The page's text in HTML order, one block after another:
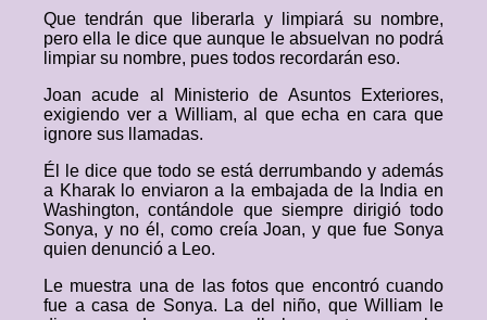
Que tendrán que liberarla y limpiará su nombre,
pero ella le dice que aunque le absuelvan no podrá
limpiar su nombre, pues todos recordarán eso.
Joan acude al Ministerio de Asuntos Exteriores,
exigiendo ver a William, al que echa en cara que
ignore sus llamadas.
Él le dice que todo se está derrumbando y además
a Kharak lo enviaron a la embajada de la India en
Washington, contándole que siempre dirigió todo
Sonya, y no él, como creía Joan, y que fue Sonya
quien denunció a Leo.
Le muestra una de las fotos que encontró cuando
fue a casa de Sonya. La del niño, que William le